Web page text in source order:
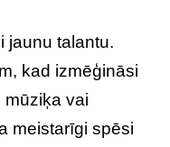
jaunu talantu.
kad izmēģināsi
vai
meistarīgi spēsi